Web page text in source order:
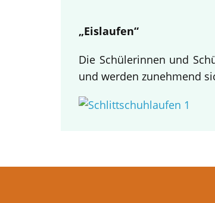
„Eislaufen“
Die Schülerinnen und
und werden zunehmend